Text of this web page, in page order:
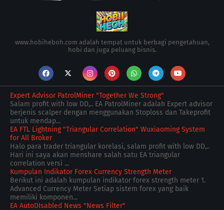
www.hobiheboh.com adalah tempat untuk berbagi pengetahuan,
hobi dan juga peluang bisnis.
Expert Advisor PatrolMiner "Together We Strong"
Salam profit with low DD,.. EA PatrolMiner adalah Expert advisor
berjenis scalper dengan menggunakan Stoploss dan Takeprofit
untuk mendap...
EA FTL Lightning "Triangular Correlation" Wuxiaoming System
for All Broker
Halo para trader triangular korelasi, salam profit with low DD,..
Hari ini saya akan menshare salah satu EA triangular
correlation versi ...
Kumpulan Indikator Forex Currency Strength Meter
Berikut ini adalah kumpulan indikator forex strength meter 1.
Advanced Currency Meter Setiap sistem forex yang baik
memiliki komponen...
EA AutoDIsabled News "News Filter"